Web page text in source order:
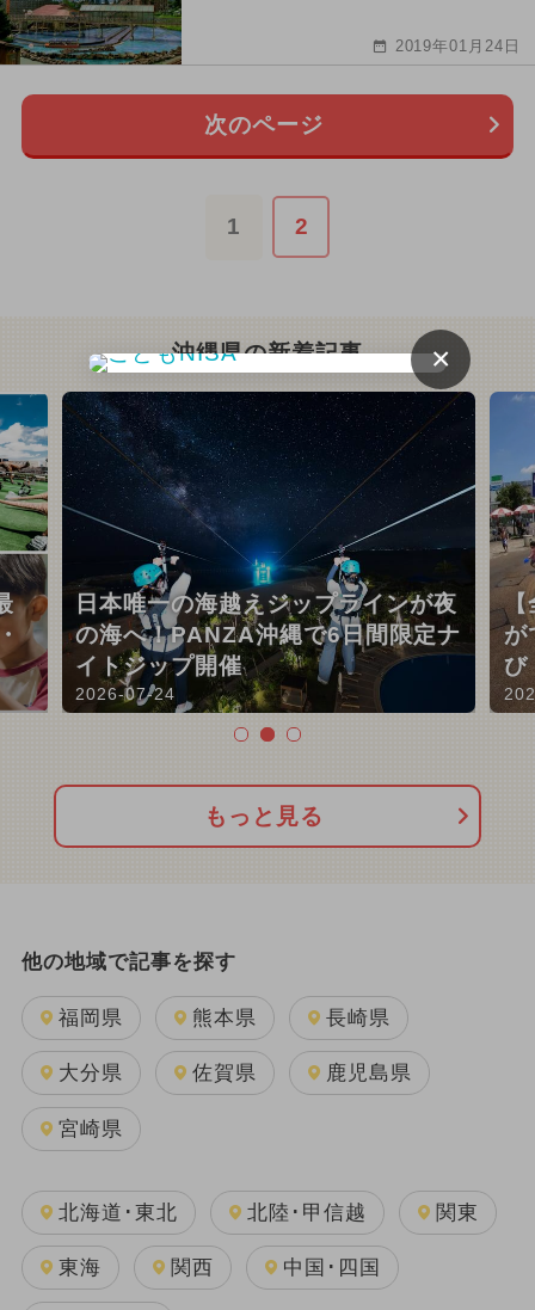
2019年01月24日
次のページ
1 2
沖縄県の新着記事
日本唯一の海越えジップラインが夜
の海へ！PANZA沖縄で6日間限定ナ
イトジップ開催
2026-07-24
【
が
び
もっと見る
他の地域で記事を探す
福岡県 熊本県 長崎県
大分県 佐賀県 鹿児島県
宮崎県
北海道･東北 北陸･甲信越 関東
東海 関西 中国･四国
×